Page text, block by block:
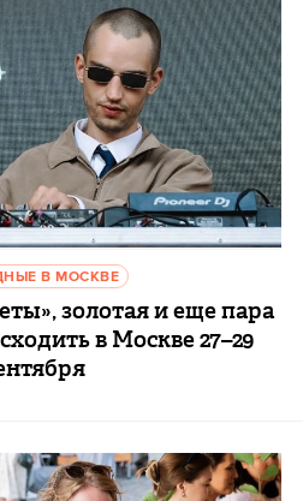
В МОСКВЕ
золотая и еще пара
в Москве 27–29